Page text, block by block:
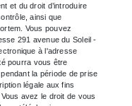
et du droit d’introduire
ainsi que
Vous pouvez
291 avenue du Soleil -
à l'adresse
pourra vous être
la période de prise
légale aux fins
avez le droit de vous